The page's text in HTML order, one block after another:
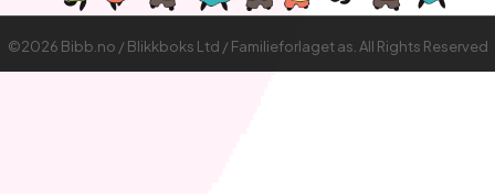
©2026 Bibb.no / Blikkboks Ltd / Familieforlaget as. All Rights Reserved